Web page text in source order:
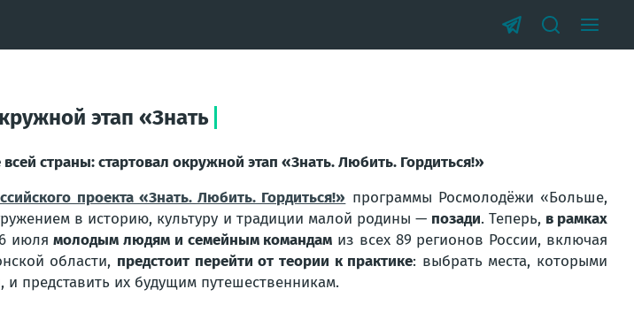
этап «Знать
страны: стартовал окружной этап «Знать. Любить. Гордиться!»
проекта «Знать. Любить. Гордиться!» программы Росмолодёжи «Больше,
в историю, культуру и традиции малой родины — позади. Теперь, в рамках
июлямолодым людям и семейным командам из всех 89 регионов России, включая
области, предстоит перейти от теории к практике: выбрать места, которыми
и представить их будущим путешественникам.